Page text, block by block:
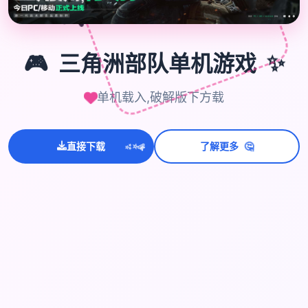
🎮
🎮 三角洲部队单机游戏 ✨
单机载入,破解版下方载
直接下载 ✨⭐💫 了解更多 🤔